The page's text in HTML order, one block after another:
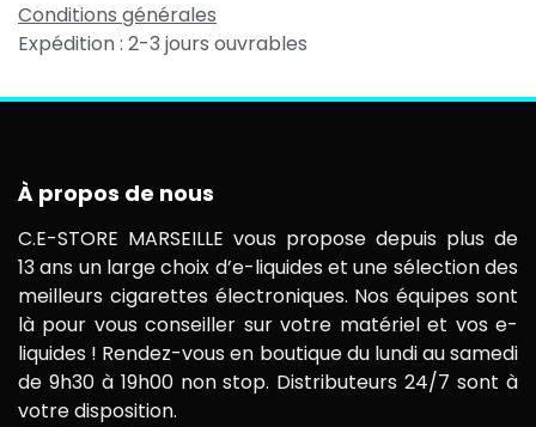
Conditions générales
Expédition : 2-3 jours ouvrables
À propos de nous
C.E-STORE MARSEILLE vous propose depuis plus de
13 ans un large choix d’e-liquides et une sélection des
meilleurs cigarettes électroniques. Nos équipes sont
là pour vous conseiller sur votre matériel et vos e-
liquides ! Rendez-vous en boutique du lundi au samedi
de 9h30 à 19h00 non stop. Distributeurs 24/7 sont à
votre disposition.